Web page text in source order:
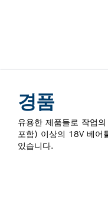
경품
유용한 제품들로 작업
포함) 이상의 18V 베어
있습니다.